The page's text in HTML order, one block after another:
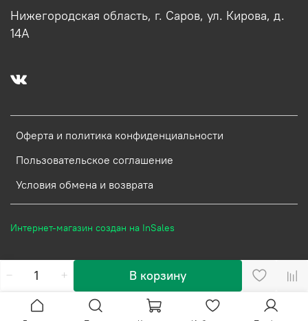
В корзину
Оферта и политика конфиденциальности
Пользовательское соглашение
Условия обмена и возврата
Нижегородская область, г. Саров, ул. Кирова, д.
14А
Интернет-магазин создан на InSales